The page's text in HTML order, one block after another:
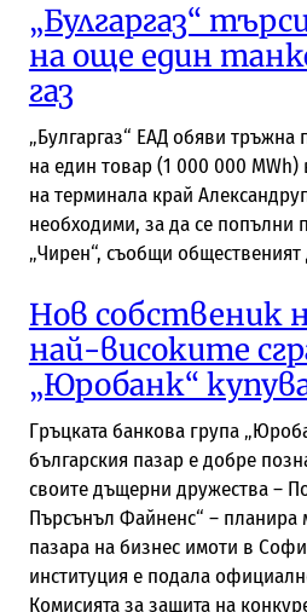
„Булгаргаз“
на още един
газ
„Булгаргаз“ ЕАД обяви тръжна
на един товар (1 000 000 MWh)
на терминала край
необходими, за да се попълни
„Чирен“, съобщи общественият
Нов собственик
най-високите
„Юробанк“
Гръцката банкова група
българския пазар е добре
своите дъщерни дружества –
Пърсънъл Файненс“ – планира
пазара на бизнес имоти в
институция е подала
Комисията за защита на